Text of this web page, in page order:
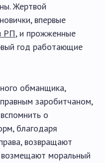
Жертвой
впервые
РП, и прожженные
год работающие
обманщика,
заробитчаном,
о
благодаря
возвращают
моральный